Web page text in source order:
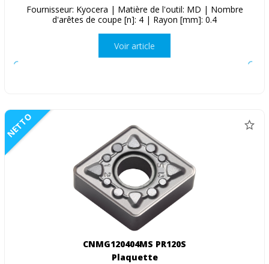
Fournisseur: Kyocera | Matière de l'outil: MD | Nombre
d'arêtes de coupe [n]: 4 | Rayon [mm]: 0.4
Voir article
NETTO
CNMG120404MS PR120S
Plaquette